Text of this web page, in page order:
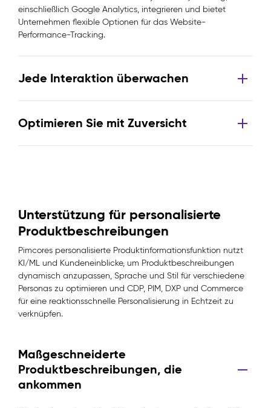
einschließlich Google Analytics, integrieren und bietet
Unternehmen flexible Optionen für das Website-
Performance-Tracking.
Jede Interaktion überwachen
Optimieren Sie mit Zuversicht
Unterstützung für personalisierte
Produktbeschreibungen
Pimcores personalisierte Produktinformationsfunktion nutzt
KI/ML und Kundeneinblicke, um Produktbeschreibungen
dynamisch anzupassen, Sprache und Stil für verschiedene
Personas zu optimieren und CDP, PIM, DXP und Commerce
für eine reaktionsschnelle Personalisierung in Echtzeit zu
verknüpfen.
Maßgeschneiderte
Produktbeschreibungen, die
ankommen